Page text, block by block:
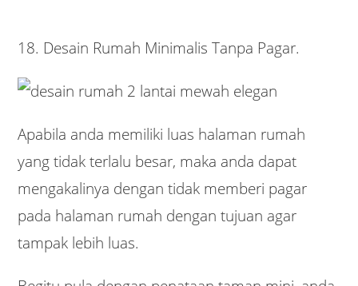
18. Desain Rumah Minimalis Tanpa Pagar.
Apabila anda memiliki luas halaman rumah
yang tidak terlalu besar, maka anda dapat
mengakalinya dengan tidak memberi pagar
pada halaman rumah dengan tujuan agar
tampak lebih luas.